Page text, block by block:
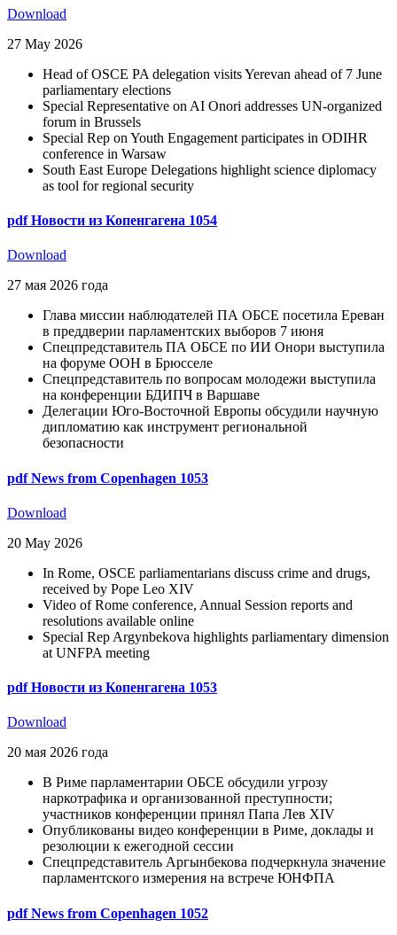
Download
27 May 2026
Head of OSCE PA delegation visits Yerevan ahead of 7 June
parliamentary elections
Special Representative on AI Onori addresses UN-organized
forum in Brussels
Special Rep on Youth Engagement participates in ODIHR
conference in Warsaw
South East Europe Delegations highlight science diplomacy
as tool for regional security
pdf Новости из Копенгагена 1054
Download
27 мая 2026 года
Глава миссии наблюдателей ПА ОБСЕ посетила Ереван
в преддверии парламентских выборов 7 июня
Спецпредставитель ПА ОБСЕ по ИИ Онори выступила
на форуме ООН в Брюсселе
Спецпредставитель по вопросам молодежи выступила
на конференции БДИПЧ в Варшаве
Делегации Юго-Восточной Европы обсудили научную
дипломатию как инструмент региональной
безопасности
pdf News from Copenhagen 1053
Download
20 May 2026
In Rome, OSCE parliamentarians discuss crime and drugs,
received by Pope Leo XIV
Video of Rome conference, Annual Session reports and
resolutions available online
Special Rep Argynbekova highlights parliamentary dimension
at UNFPA meeting
pdf Новости из Копенгагена 1053
Download
20 мая 2026 года
В Риме парламентарии ОБСЕ обсудили угрозу
наркотрафика и организованной преступности;
участников конференции принял Папа Лев XIV
Опубликованы видео конференции в Риме, доклады и
резолюции к ежегодной сессии
Спецпредставитель Аргынбекова подчеркнула значение
парламентского измерения на встрече ЮНФПА
pdf News from Copenhagen 1052